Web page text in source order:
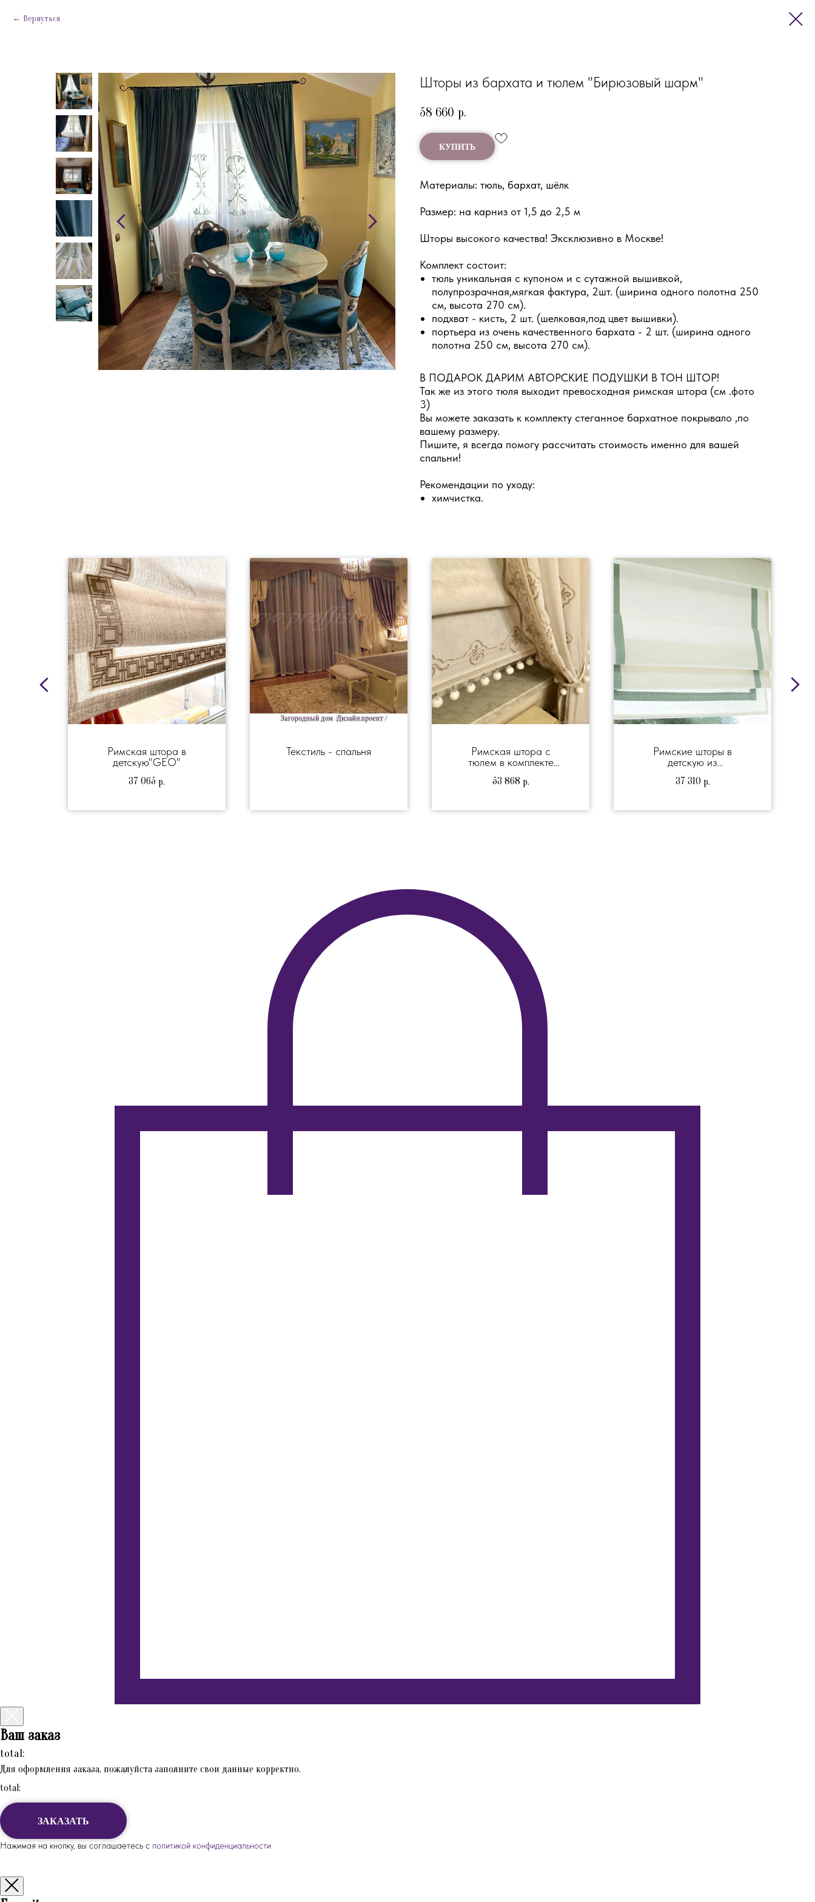
Вернуться
Шторы из бархата и тюлем "Бирюзовый шарм"
58 660 р.
КУПИТЬ
Материалы: тюль, бархат, шёлк
Размер: на карниз от 1,5 до 2,5 м
Шторы высокого качества! Эксклюзивно в Москве!
Комплект состоит:
тюль уникальная с купоном и с сутажной вышивкой,
полупрозрачная,мягкая фактура, 2шт. (ширина одного полотна 250
см, высота 270 см).
подхват - кисть, 2 шт. (шелковая,под цвет вышивки).
портьера из очень качественного бархата - 2 шт. (ширина одного
полотна 250 см, высота 270 см).
В ПОДАРОК ДАРИМ АВТОРСКИЕ ПОДУШКИ В ТОН ШТОР!
Так же из этого тюля выходит превосходная римская штора (см .фото
3)
Вы можете заказать к комплекту стеганное бархатное покрывало ,по
вашему размеру.
Пишите, я всегда помогу рассчитать стоимость именно для вашей
спальни!
Рекомендации по уходу:
химчистка.
Римская штора в
детскую"GEO"
37 065 р.
Текстиль - спальня
Римская штора с
тюлем в комплекте
53 868 р.
Римские шторы в
детскую из
хлопка.
37 310 р.
Ваш заказ
total:
Для оформления заказа, пожалуйста заполните свои данные корректно.
total:
ЗАКАЗАТЬ
Нажимая на кнопку, вы соглашаетесь с политикой конфиденциальности